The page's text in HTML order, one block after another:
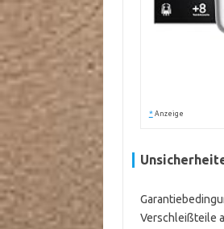
* Anzeige
Verschleißteile